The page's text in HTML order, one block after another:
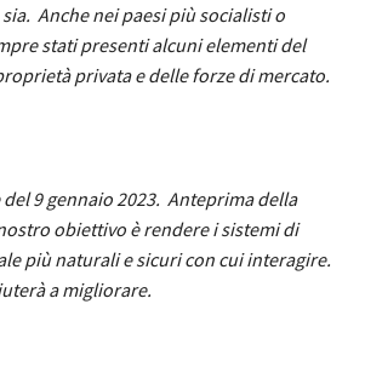
Anche nei paesi più socialisti o
stati presenti alcuni elementi del
privata e delle forze di mercato.
del 9 gennaio 2023. Anteprima della
obiettivo è rendere i sistemi di
più naturali e sicuri con cui interagire.
a migliorare.